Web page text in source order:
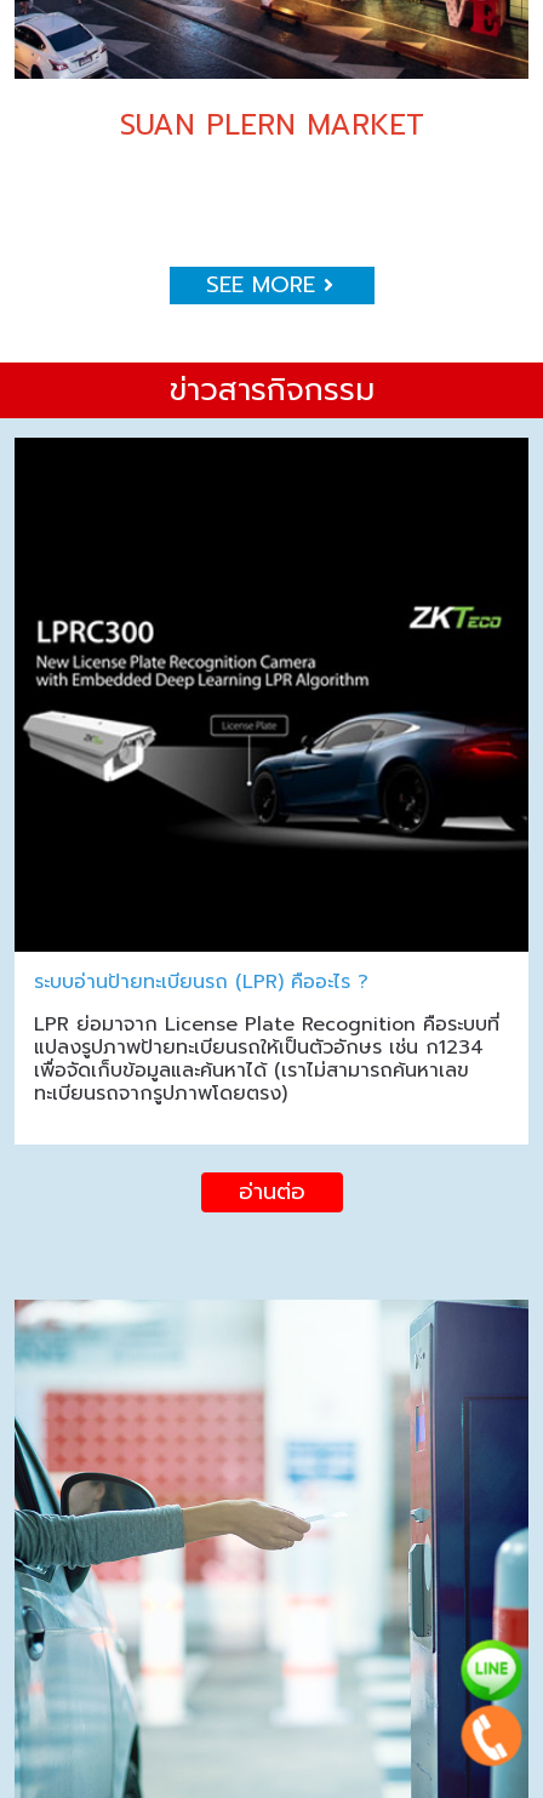
SUAN PLERN MARKET
SEE MORE
ข่าวสารกิจกรรม
ระบบอ่านป้ายทะเบียนรถ (LPR) คืออะไร ?
LPR ย่อมาจาก License Plate Recognition คือระบบที่
แปลงรูปภาพป้ายทะเบียนรถให้เป็นตัวอักษร เช่น ก1234
เพื่อจัดเก็บข้อมูลและค้นหาได้ (เราไม่สามารถค้นหาเลข
ทะเบียนรถจากรูปภาพโดยตรง)
อ่านต่อ